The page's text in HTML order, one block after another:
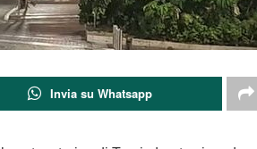
Invia su Whatsapp